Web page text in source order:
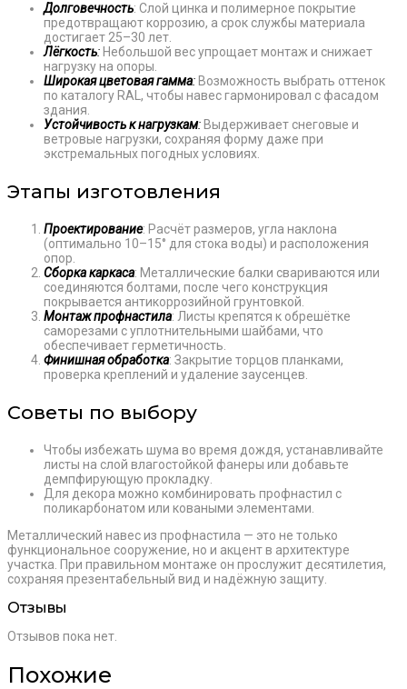
Долговечность: Слой цинка и полимерное покрытие
предотвращают коррозию, а срок службы материала
достигает 25–30 лет.
Лёгкость: Небольшой вес упрощает монтаж и снижает
нагрузку на опоры.
Широкая цветовая гамма: Возможность выбрать оттенок
по каталогу RAL, чтобы навес гармонировал с фасадом
здания.
Устойчивость к нагрузкам: Выдерживает снеговые и
ветровые нагрузки, сохраняя форму даже при
экстремальных погодных условиях.
Этапы изготовления
Проектирование: Расчёт размеров, угла наклона
(оптимально 10–15° для стока воды) и расположения
опор.
Сборка каркаса: Металлические балки свариваются или
соединяются болтами, после чего конструкция
покрывается антикоррозийной грунтовкой.
Монтаж профнастила: Листы крепятся к обрешётке
саморезами с уплотнительными шайбами, что
обеспечивает герметичность.
Финишная обработка: Закрытие торцов планками,
проверка креплений и удаление заусенцев.
Советы по выбору
Чтобы избежать шума во время дождя, устанавливайте
листы на слой влагостойкой фанеры или добавьте
демпфирующую прокладку.
Для декора можно комбинировать профнастил с
поликарбонатом или коваными элементами.
Металлический навес из профнастила — это не только
функциональное сооружение, но и акцент в архитектуре
участка. При правильном монтаже он прослужит десятилетия,
сохраняя презентабельный вид и надёжную защиту.
Отзывы
Отзывов пока нет.
Похожие